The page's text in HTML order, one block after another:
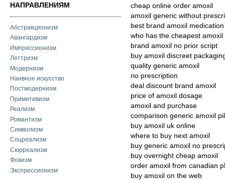
НАПРАВЛЕНИЯМ
Абстракционизм
Авангардизм
Импрессионизм
Леттризм
Модернизм
Наивное искусство
Постмодернизм
Примитивизм
Реализм
Романтизм
Символизм
Соцреализм
Сюрреализм
Фовизм
Экспрессионизм
cheap online order amoxil
amoxil generic without
best brand amoxil
who has the cheapest amoxil
brand amoxil no prior script
buy amoxil discreet
quality generic amoxil
no prescription
deal discount brand amoxil
price of amoxil dosage
amoxil and purchase
comparison generic amoxil
buy amoxil uk online
where to buy next amoxil
buy generic amoxil no
buy overnight cheap amoxil
order amoxil from canadian
buy amoxil on the web